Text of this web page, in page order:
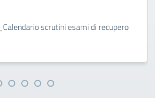
scrutini esami di recupero